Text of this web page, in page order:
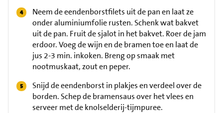
Neem de eendenborstfilets uit de pan en laat ze
onder aluminiumfolie rusten. Schenk wat bakvet
uit de pan. Fruit de sjalot in het bakvet. Roer de jam
erdoor. Voeg de wijn en de bramen toe en laat de
jus 2-3 min. inkoken. Breng op smaak met
nootmuskaat, zout en peper.
Snijd de eendenborst in plakjes en verdeel over de
borden. Schep de bramensaus over het vlees en
serveer met de knolselderij-tijmpuree.